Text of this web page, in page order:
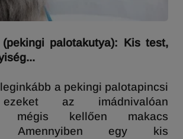
(pekingi palotakutya): Kis test,
a pekingi palotapincsi
az imádnivalóan
mégis kellően makacs
Amennyiben egy kis